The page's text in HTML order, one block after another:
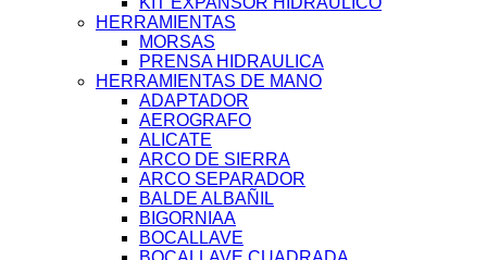
HERRAMIENTAS
MORSAS
PRENSA HIDRAULICA
HERRAMIENTAS DE MANO
ADAPTADOR
AEROGRAFO
ALICATE
ARCO DE SIERRA
ARCO SEPARADOR
BALDE ALBAÑIL
BIGORNIAA
BOCALLAVE